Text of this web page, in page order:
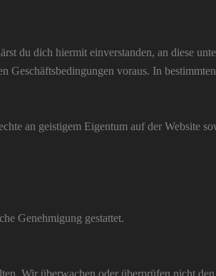
du dich hiermit einverstanden, an diese
voraus. In
an geistigem Eigentum auf der Website
Genehmigung gestattet.
Wir überwachen oder überprüfen nicht